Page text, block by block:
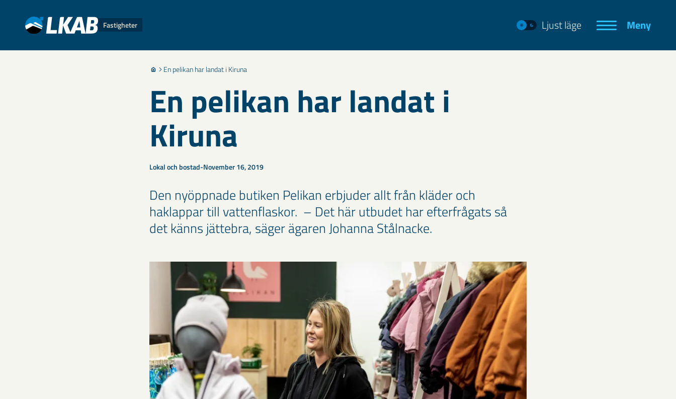
Fastigheter Ljust läge Meny
En pelikan har landat i Kiruna
En pelikan har landat i
Kiruna
Lokal och bostad November 16, 2019
Den nyöppnade butiken Pelikan erbjuder allt från kläder och
haklappar till vattenflaskor. – Det här utbudet har efterfrågats så
det känns jättebra, säger ägaren Johanna Stålnacke.